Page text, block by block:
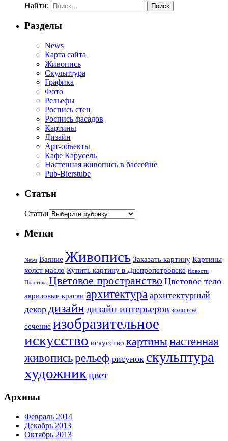
Найти:
Разделы
News
Карта сайта
Живопись
Скульптура
Графика
Фото
Рельефы
Роспись стен
Роспись фасадов
Картины
Дизайн
Арт-объекты
Кафе Карусель
Настенная живопись в бассейне
Pub-Bierstube
Статьи
Статьи
Метки
News Ваяние Живопись Заказать картину Картины
холст масло Купить картину в Днепропетровске Новости
Пластика Цветовое пространство Цветовое тело
акриловые краски архитектура архитектурный
декор дизайн дизайн интерьеров золотое
сечение изобразительное
искусство искусство картинынастенная
живописьрельеф рисунок скульптура
художникцвет
Архивы
Февраль 2014
Декабрь 2013
Октябрь 2013